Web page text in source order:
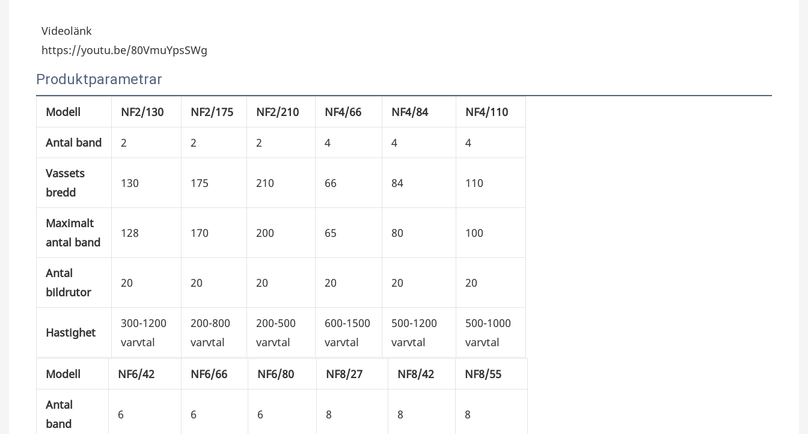
Videolänk
https://youtu.be/80VmuYpsSWg
Produktparametrar
Modell NF2/130 NF2/175 NF2/210 NF4/66 NF4/84 NF4/110
Antal band 2 2 2 4 4 4
Vassets
bredd
130 175 210 66 84 110
Maximalt
antal band
128 170 200 65 80 100
Antal
bildrutor
20 20 20 20 20 20
Hastighet
300-1200
varvtal
200-800
varvtal
200-500
varvtal
600-1500
varvtal
500-1200
varvtal
500-1000
varvtal
Modell NF6/42 NF6/66 NF6/80 NF8/27 NF8/42 NF8/55
Antal
band
6 6 6 8 8 8